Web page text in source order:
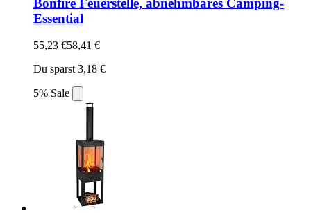
Bonfire Feuerstelle, abnehmbares Camping-
Essential
55,23 €58,41 €
Du sparst 3,18 €
5% Sale